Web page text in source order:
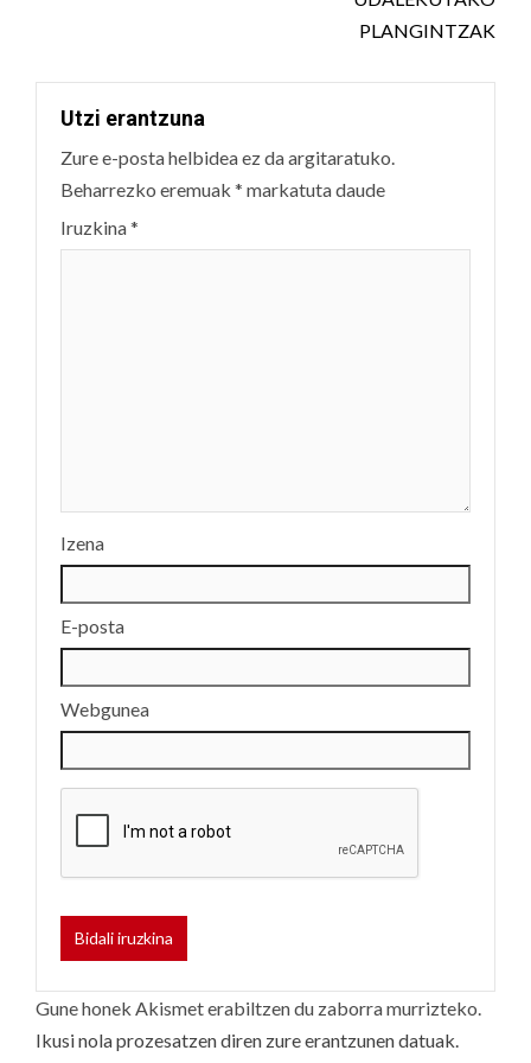
PLANGINTZAK
Utzi erantzuna
Zure e-posta helbidea ez da argitaratuko.
Beharrezko eremuak * markatuta daude
Iruzkina*
Izena
E-posta
Webgunea
Gune honek Akismet erabiltzen du zaborra murrizteko.
Ikusi nola prozesatzen diren zure erantzunen datuak.